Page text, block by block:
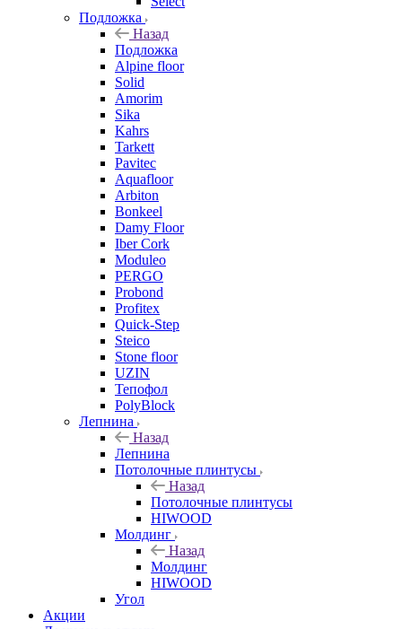
Подложка
Назад
Подложка
Alpine floor
Solid
Amorim
Sika
Kahrs
Tarkett
Pavitec
Aquafloor
Arbiton
Bonkeel
Damy Floor
Iber Cork
Moduleo
PERGO
Probond
Profitex
Quick-Step
Steico
Stone floor
UZIN
Тепофол
PolyBlock
Лепнина
Назад
Лепнина
Потолочные плинтусы
Назад
Потолочные плинтусы
HIWOOD
Молдинг
Назад
Молдинг
HIWOOD
Угол
Акции